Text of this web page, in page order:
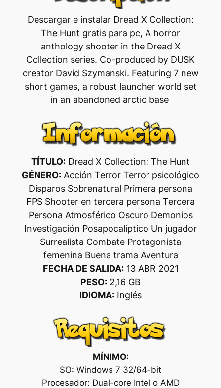
Descargar e instalar Dread X Collection:
The Hunt gratis para pc, A horror
anthology shooter in the Dread X
Collection series. Co-produced by DUSK
creator David Szymanski. Featuring 7 new
short games, a robust launcher world set
in an abandoned arctic base
TÍTULO: Dread X Collection: The Hunt
GÉNERO: Acción Terror Terror psicológico
Disparos Sobrenatural Primera persona
FPS Shooter en tercera persona Tercera
Persona Atmosférico Oscuro Demonios
Investigación Posapocalíptico Un jugador
Surrealista Combate Protagonista
femenina Buena trama Aventura
FECHA DE SALIDA:13 ABR 2021
PESO: 2,16 GB
IDIOMA: Inglés
MÍNIMO:
SO: Windows 7 32/64-bit
Procesador: Dual-core Intel o AMD